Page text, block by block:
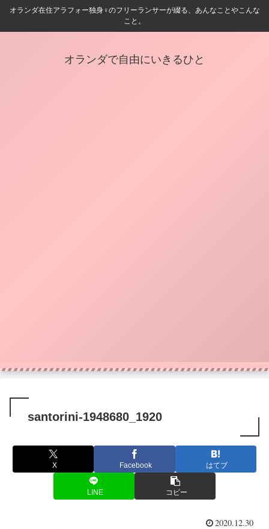
オランダ在住アラフォー独身♀️のフリーランサーが綴る、あんなことやこんな
こと。
オランダで自由にいきるひと
santorini-1948680_1920
X Facebook はてブ
LINE コピー
2020.12.30